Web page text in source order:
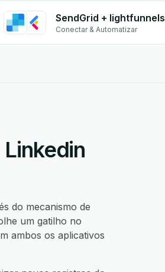
SendGrid + lightfunnels
Conectar & Automatizar
do mecanismo de
um gatilho no
ambos os aplicativos